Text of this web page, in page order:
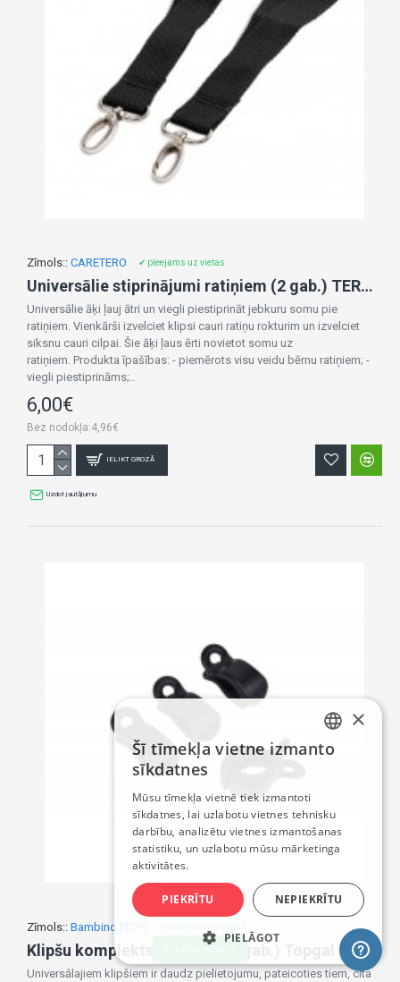
Zīmols:: CARETERO ✔ pieejams uz vietas
Universālie stiprinājumi ratiņiem (2 gab.) TEROA-17
Universālie āķi ļauj ātri un viegli piestiprināt jebkuru somu pie
ratiņiem. Vienkārši izvelciet klipsi cauri ratiņu rokturim un izvelciet
siksnu cauri cilpai. Šie āķi ļaus ērti novietot somu uz
ratiņiem. Produkta īpašības: - piemērots visu veidu bērnu ratiņiem; -
viegli piestiprināms;..
6,00€
Bez nodokļa:4,96€
IELIKT GROZĀ
Uzdot jautājumu
Zīmols:: Bambino (TOP)
Klipšu komplekts ratiņiem (4 gab.) Topgal 66110
Universālajiem klipšiem ir daudz pielietojumu, pateicoties tiem, cita
LATVIAN
ENGLISH
×
Šī tīmekļa vietne izmanto
sīkdatnes
Mūsu tīmekļa vietnē tiek izmantoti
sīkdatnes, lai uzlabotu vietnes tehnisku
darbību, analizētu vietnes izmantošanas
statistiku, un uzlabotu mūsu mārketinga
aktivitātes.
PIEKRĪTU NEPIEKRĪTU
PIELĀGOT